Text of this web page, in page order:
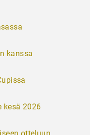
kanssa
kesä 2026
otteluun